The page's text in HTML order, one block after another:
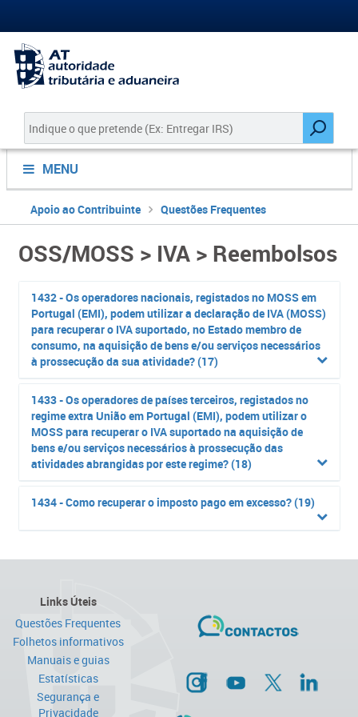
MENU
Apoio ao Contribuinte Questões Frequentes
OSS/MOSS > IVA > Reembolsos
1432 - Os operadores nacionais, registados no MOSS em
Portugal (EMI), podem utilizar a declaração de IVA (MOSS)
para recuperar o IVA suportado, no Estado membro de
consumo, na aquisição de bens e/ou serviços necessários
à prossecução da sua atividade? (17)
1433 - Os operadores de países terceiros, registados no
regime extra União em Portugal (EMI), podem utilizar o
MOSS para recuperar o IVA suportado na aquisição de
bens e/ou serviços necessários à prossecução das
atividades abrangidas por este regime? (18)
1434 - Como recuperar o imposto pago em excesso? (19)
Links Úteis
Questões Frequentes
Folhetos informativos
Manuais e guias
Estatísticas
Segurança e
Privacidade